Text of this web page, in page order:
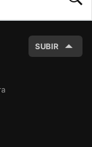
SUBIR